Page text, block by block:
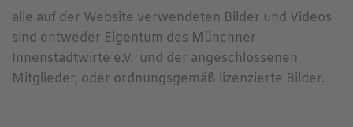
alle auf der Website verwendeten Bilder und Videos
sind entweder Eigentum des Münchner
Innenstadtwirte e.V. und der angeschlossenen
Mitglieder, oder ordnungsgemäß lizenzierte Bilder.